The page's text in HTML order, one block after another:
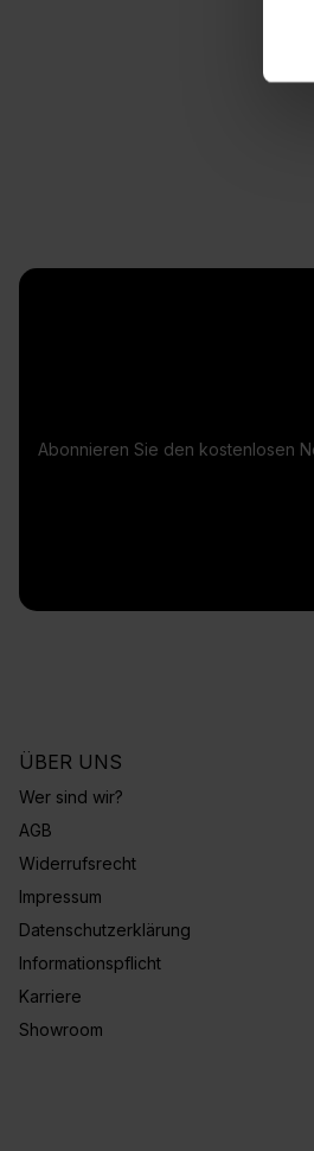
Abonnieren Sie den kostenlosen
ÜBER UNS
Wer sind wir?
AGB
Widerrufsrecht
Impressum
Datenschutzerklärung
Informationspflicht
Karriere
Showroom